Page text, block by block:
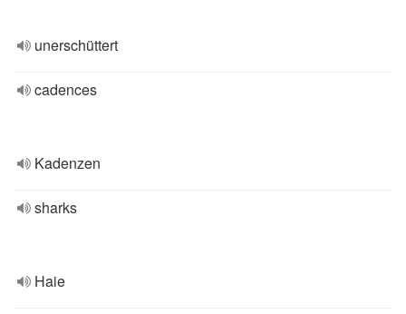
unerschüttert
cadences
Kadenzen
sharks
Haie